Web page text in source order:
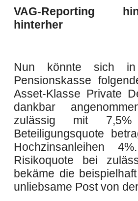
VAG-Reporting
hinterher
Nun könnte sich in
Pensionskasse
Asset-Klasse Private
dankbar
zulässig mit
Beteiligungsquote
Hochzinsanleihen
Risikoquote bei
bekäme die
unliebsame Post von